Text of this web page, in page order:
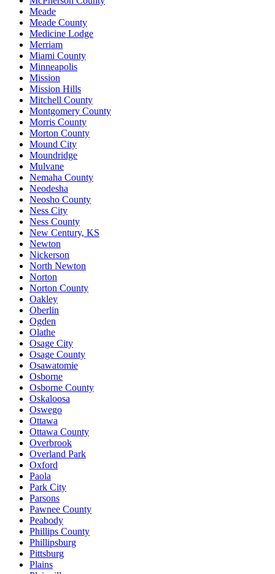
Meade
Meade County
Medicine Lodge
Merriam
Miami County
Minneapolis
Mission
Mission Hills
Mitchell County
Montgomery County
Morris County
Morton County
Mound City
Moundridge
Mulvane
Nemaha County
Neodesha
Neosho County
Ness City
Ness County
New Century, KS
Newton
Nickerson
North Newton
Norton
Norton County
Oakley
Oberlin
Ogden
Olathe
Osage City
Osage County
Osawatomie
Osborne
Osborne County
Oskaloosa
Oswego
Ottawa
Ottawa County
Overbrook
Overland Park
Oxford
Paola
Park City
Parsons
Pawnee County
Peabody
Phillips County
Phillipsburg
Pittsburg
Plains